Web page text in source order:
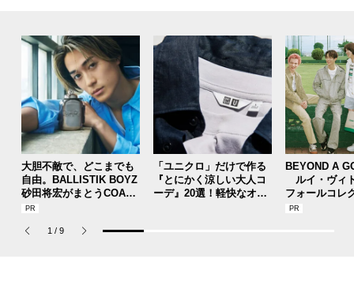
大胆不敵で、どこまでも
自由。BALLISTIK BOYZ
砂田将宏がまとうCOACH
の新作フレグランス「コ
パルファム」
「ユニクロ」だけで作る
『とにかく涼しい大人コ
ーデ』20選！軽快なオー
BEYOND A
ルイ・ヴィ
フォールコレ
描くプレッピ
1 / 9